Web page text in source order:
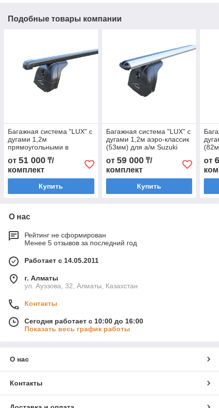
Подобные товары компании
Багажная система "LUX" с
дугами 1,2м
прямоугольными в
пластике для а/м Suzuki
Grand Vitara III 2005-2014
г.в.
от 51 000 ₸/
комплект
Купить
Багажная система "LUX" с
дугами 1,2м аэро-классик
(53мм) для а/м Suzuki
Grand Vitara III 2005-2014
г.в.
от 59 000₸/
комплект
Купить
г.в.
от
О нас
Рейтинг не сформирован
Менее 5 отзывов за последний год
Работает с 14.05.2011
г. Алматы
ул. Ауэзова, 32, Алматы, Казахстан
Контакты
Сегодня работает с 10:00 до 16:00
Показать весь график работы
О нас
Контакты